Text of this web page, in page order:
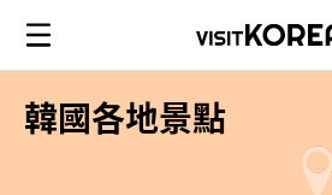
韓國各地景點